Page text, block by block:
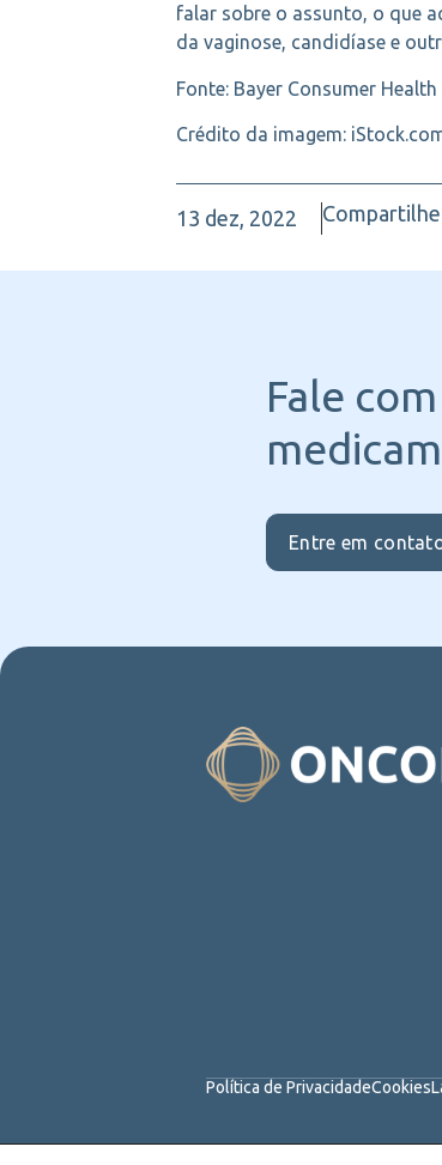
falar sobre o assunto, o que
da vaginose, candidíase e
Fonte: Bayer Consumer
Crédito da imagem:
13 dez, 2022 Compartilhe
Fale
Entre em
Política de PrivacidadeCookies